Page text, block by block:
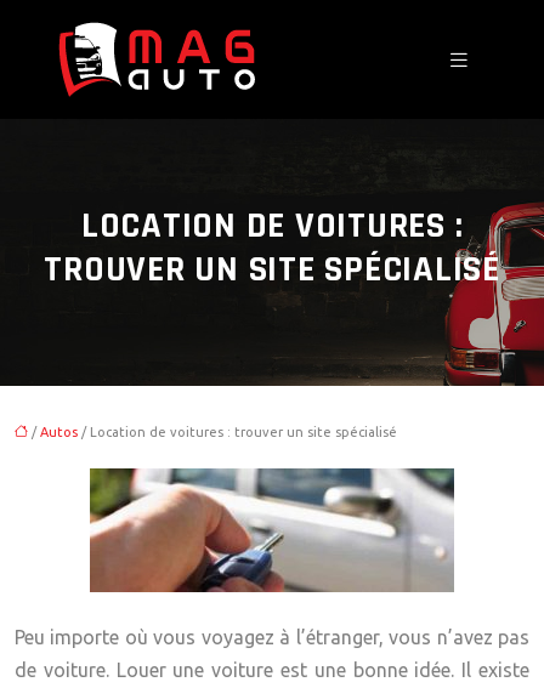
LOCATION DE VOITURES :
TROUVER UN SITE SPÉCIALISÉ
/Autos / Location de voitures : trouver un site spécialisé
Peu importe où vous voyagez à l’étranger, vous n’avez pas
de voiture. Louer une voiture est une bonne idée. Il existe